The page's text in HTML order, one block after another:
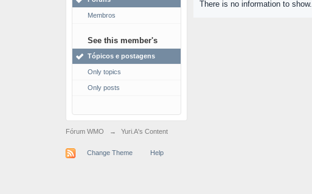
Membros
See this member's
Tópicos e postagens
Only topics
Only posts
There is no information to show.
Fórum WMO → Yuri.A's Content
Change Theme Help